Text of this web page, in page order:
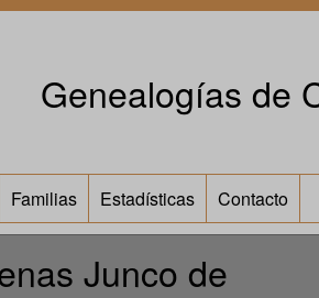
Genealogías de
Familias Estadísticas Contacto
Junco de